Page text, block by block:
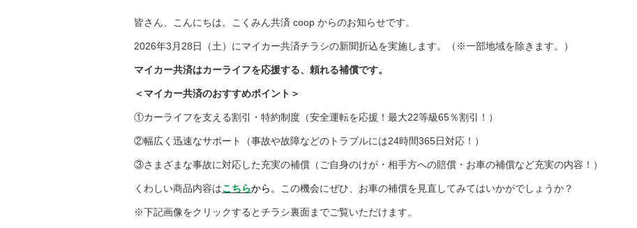
皆さん、こんにちは。こくみん共済 coop からのお知らせです。
2026年3月28日（土）にマイカー共済チラシの新聞折込を実施します。（※一部地域を除きます。）
マイカー共済はカーライフを応援する、頼れる補償です。
＜マイカー共済のおすすめポイント＞
①カーライフを支える割引・特約制度（安全運転を応援！最大22等級65％割引！）
②幅広く迅速なサポート（事故や故障などのトラブルには24時間365日対応！）
③さまざまな事故に対応した充実の補償（ご自身のけが・相手方への賠償・お車の補償など充実の内容！）
くわしい商品内容はこちらから。 この機会にぜひ、お車の補償を見直してみてはいかがでしょうか？
※下記画像をクリックするとチラシ裏面までご覧いただけます。